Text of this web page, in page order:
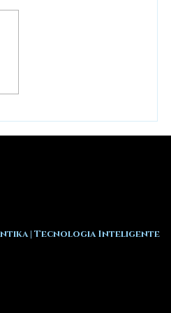
o Grande Vilão
| Tecnologia Inteligente